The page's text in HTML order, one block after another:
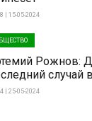
| 15-05-2024
Рожнов:
случай
| 25-05-2024